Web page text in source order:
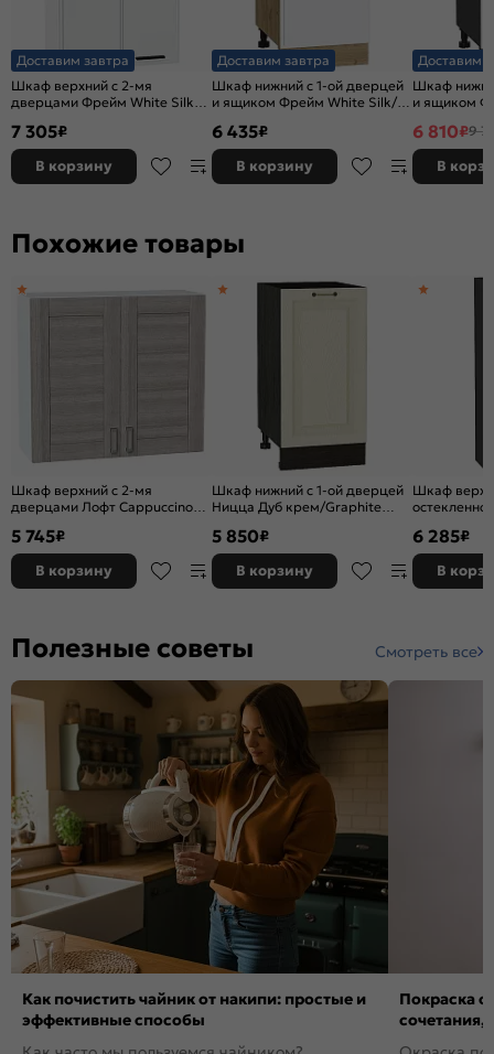
Доставим завтра
Шкаф верхний с 2-мя
дверцами Фрейм White Silk/
7 305₽
В корзину
Доставим завтра
Шкаф нижний с 1-ой дверцей
и ящиком Фрейм White Silk/
6 435₽
В корзину
Доставим
Шкаф
и ящиком
6 810₽9
В
Похожие товары
Шкаф верхний с 2-мя
дверцами Лофт Cappuccino
5 745₽
В корзину
Шкаф нижний с 1-ой дверцей
Ницца Дуб крем/Graphite
5 850₽
В корзину
Шкаф
6 285₽
В
Полезные советы Смотреть все
Как почистить чайник от накипи: простые и
эффективные способы
Покраска
сочетания,